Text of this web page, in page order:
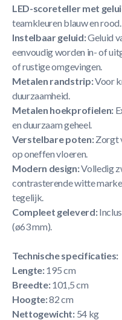
LED-scoreteller met
teamkleuren blauw en rood.
Instelbaar geluid:Geluid
eenvoudig worden in- of
of rustige omgevingen.
Metalen randstrip:Voor
duurzaamheid.
Metalen hoekprofielen:
en duurzaam geheel.
Verstelbare poten:Zorgt
op oneffen vloeren.
Modern design:Volledig
contrasterende witte
tegelijk.
Compleet geleverd:
(ø63 mm).
Technische specificaties:
Lengte:195 cm
Breedte:101,5 cm
Hoogte:82 cm
Nettogewicht:54 kg